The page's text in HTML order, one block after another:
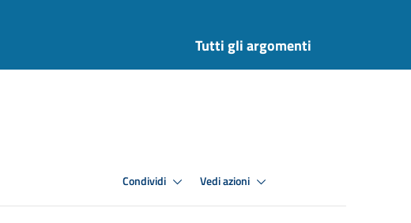
Tutti gli argomenti
Condividi Vedi azioni